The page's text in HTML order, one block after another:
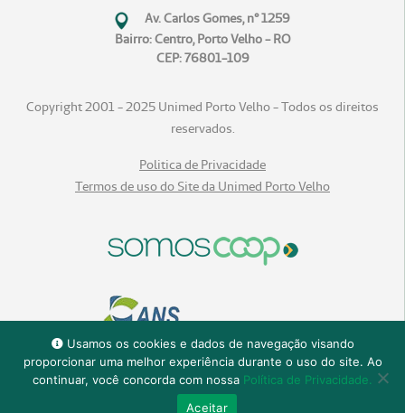
Usamos os cookies e dados de navegação visando
proporcionar uma melhor experiência durante o uso do site. Ao
continuar, você concorda com nossa Política de Privacidade.
Aceitar
Av. Carlos Gomes, n° 1259
Bairro: Centro, Porto Velho - RO
CEP: 76801-109
Copyright 2001 - 2025 Unimed Porto Velho - Todos os direitos
reservados.
Politica de Privacidade
Termos de uso do Site da Unimed Porto Velho